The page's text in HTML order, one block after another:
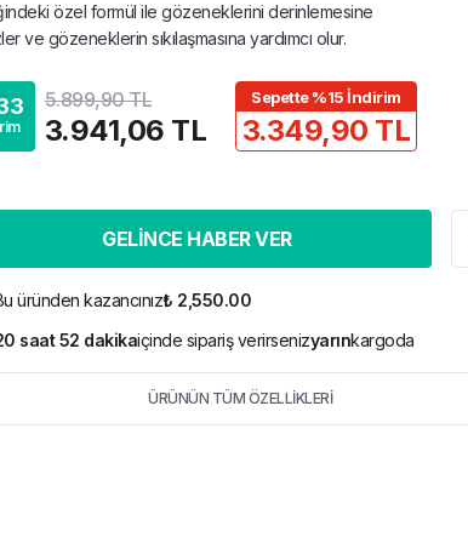
özel formül ile gözeneklerini derinlemesine
ve gözeneklerin sıkılaşmasına yardımcı olur.
5.899,90 TL
3.941,06 TL
Sepette %15 İndirim
3.349,90 TL
GELİNCE HABER VER
üründen kazancınız₺ 2,550.00
saat 52 dakikaiçinde sipariş verirsenizyarınkargoda
ÜRÜNÜN TÜM ÖZELLİKLERİ